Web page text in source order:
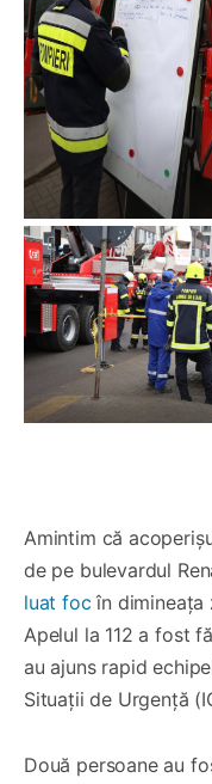
Amintim că
de pe bulevardul
luat foc în dimineața
Apelul la 112 a fost
au ajuns rapid
Situații de Urgență
Două persoane au